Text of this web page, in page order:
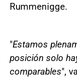
Rummenigge.
"Estamos
posición solo
comparables",